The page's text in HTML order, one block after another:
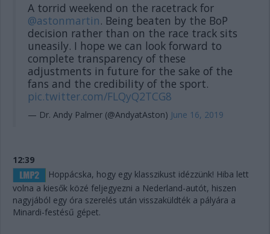
A torrid weekend on the racetrack for
@astonmartin. Being beaten by the BoP
decision rather than on the race track sits
uneasily. I hope we can look forward to
complete transparency of these
adjustments in future for the sake of the
fans and the credibility of the sport.
pic.twitter.com/FLQyQ2TCG8
— Dr. Andy Palmer (@AndyatAston) June 16, 2019
12:39
Hoppácska, hogy egy klasszikust idézzünk! Hiba lett
volna a kiesők közé feljegyezni a Nederland-autót, hiszen
nagyjából egy óra szerelés után visszaküldték a pályára a
Minardi-festésű gépet.